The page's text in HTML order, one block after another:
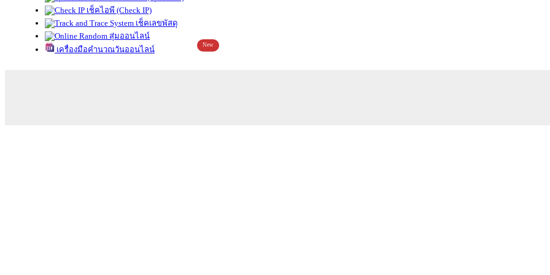
เช็คไอพี (Check IP)
เช็คเลขพัสดุ
สุ่มออนไลน์
เครื่องมือคำนวณวันออนไลน์
New